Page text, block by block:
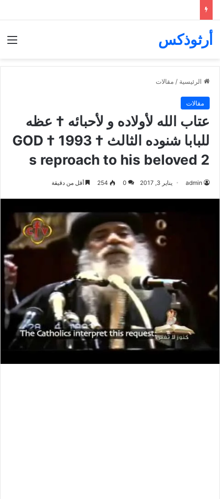
أرثوذكس
الرئيسية / مقالات
مقالات
عتاب الله لأولاده و لأحبائه † عظه
للبابا شنوده الثالث † 1993 † GOD
s reproach to his beloved 2
admin يناير 3, 2017 0
254 أقل من دقيقة